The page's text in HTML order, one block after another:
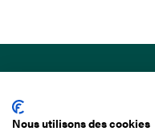
Nous utilisons des cookies